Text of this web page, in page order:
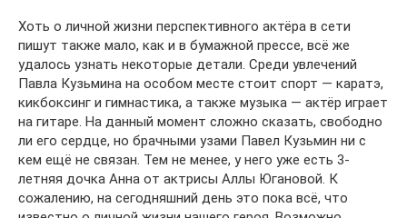
Хоть о личной жизни перспективного актёра в сети
пишут также мало, как и в бумажной прессе, всё же
удалось узнать некоторые детали. Среди увлечений
Павла Кузьмина на особом месте стоит спорт — каратэ,
кикбоксинг и гимнастика, а также музыка — актёр играет
на гитаре. На данный момент сложно сказать, свободно
ли его сердце, но брачными узами Павел Кузьмин ни с
кем ещё не связан. Тем не менее, у него уже есть 3-
летняя дочка Анна от актрисы Аллы Югановой. К
сожалению, на сегодняшний день это пока всё, что